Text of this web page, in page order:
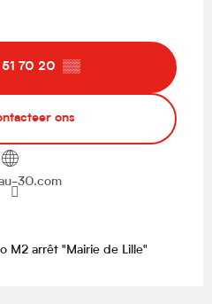
70 20 ▒▒
ons
30.com
M2 arrêt "Mairie de Lille"